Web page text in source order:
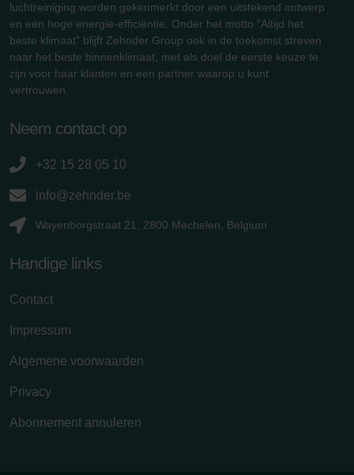
luchtreiniging worden gekenmerkt door een uitstekend ontwerp
en een hoge energie-efficiëntie. Onder het motto "Altijd het
beste klimaat" blijft Zehnder Group ook in de toekomst streven
naar het beste binnenklimaat, met als doel de eerste keuze te
zijn voor haar klanten en een partner waarop u kunt
vertrouwen.
Neem contact op
+32 15 28 05 10
info@zehnder.be
Wayenborgstraat 21, 2800 Mechelen, Belgium
Handige links
Contact
Impressum
Algemene voorwaarden
Privacy
Abonnement annuleren